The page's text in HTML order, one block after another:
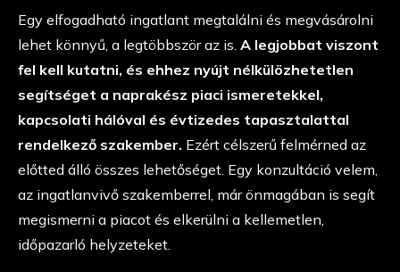
Egy elfogadható ingatlant megtalálni és megvásárolni
lehet könnyű, a legtöbbször az is. A legjobbat viszont
fel kell kutatni, és ehhez nyújt nélkülözhetetlen
segítséget a naprakész piaci ismeretekkel,
kapcsolati hálóval és évtizedes tapasztalattal
rendelkező szakember. Ezért célszerű felmérned az
előtted álló összes lehetőséget. Egy konzultáció velem,
az ingatlanvivő szakemberrel, már önmagában is segít
megismerni a piacot és elkerülni a kellemetlen,
időpazarló helyzeteket.